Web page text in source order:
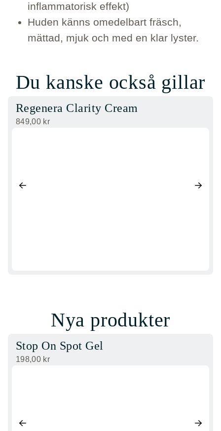
inflammatorisk effekt)
Huden känns omedelbart fräsch,
mättad, mjuk och med en klar lyster.
Du kanske också gillar
Regenera Clarity Cream
849,00 kr
Nya produkter
Stop On Spot Gel
198,00 kr